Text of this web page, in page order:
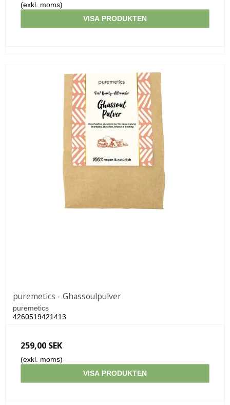
(exkl. moms)
VISA PRODUKTEN
puremetics - Ghassoulpulver
puremetics
4260519421413
259,00 SEK
(exkl. moms)
VISA PRODUKTEN